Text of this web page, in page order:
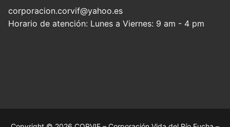
corporacion.corvif@yahoo.es
Horario de atención: Lunes a Viernes: 9 am - 4 pm